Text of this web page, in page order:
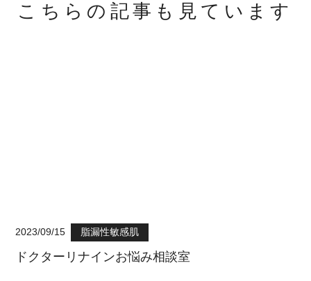
こちらの記事も見ています
2023/09/15 脂漏性敏感肌
ドクターリナインお悩み相談室